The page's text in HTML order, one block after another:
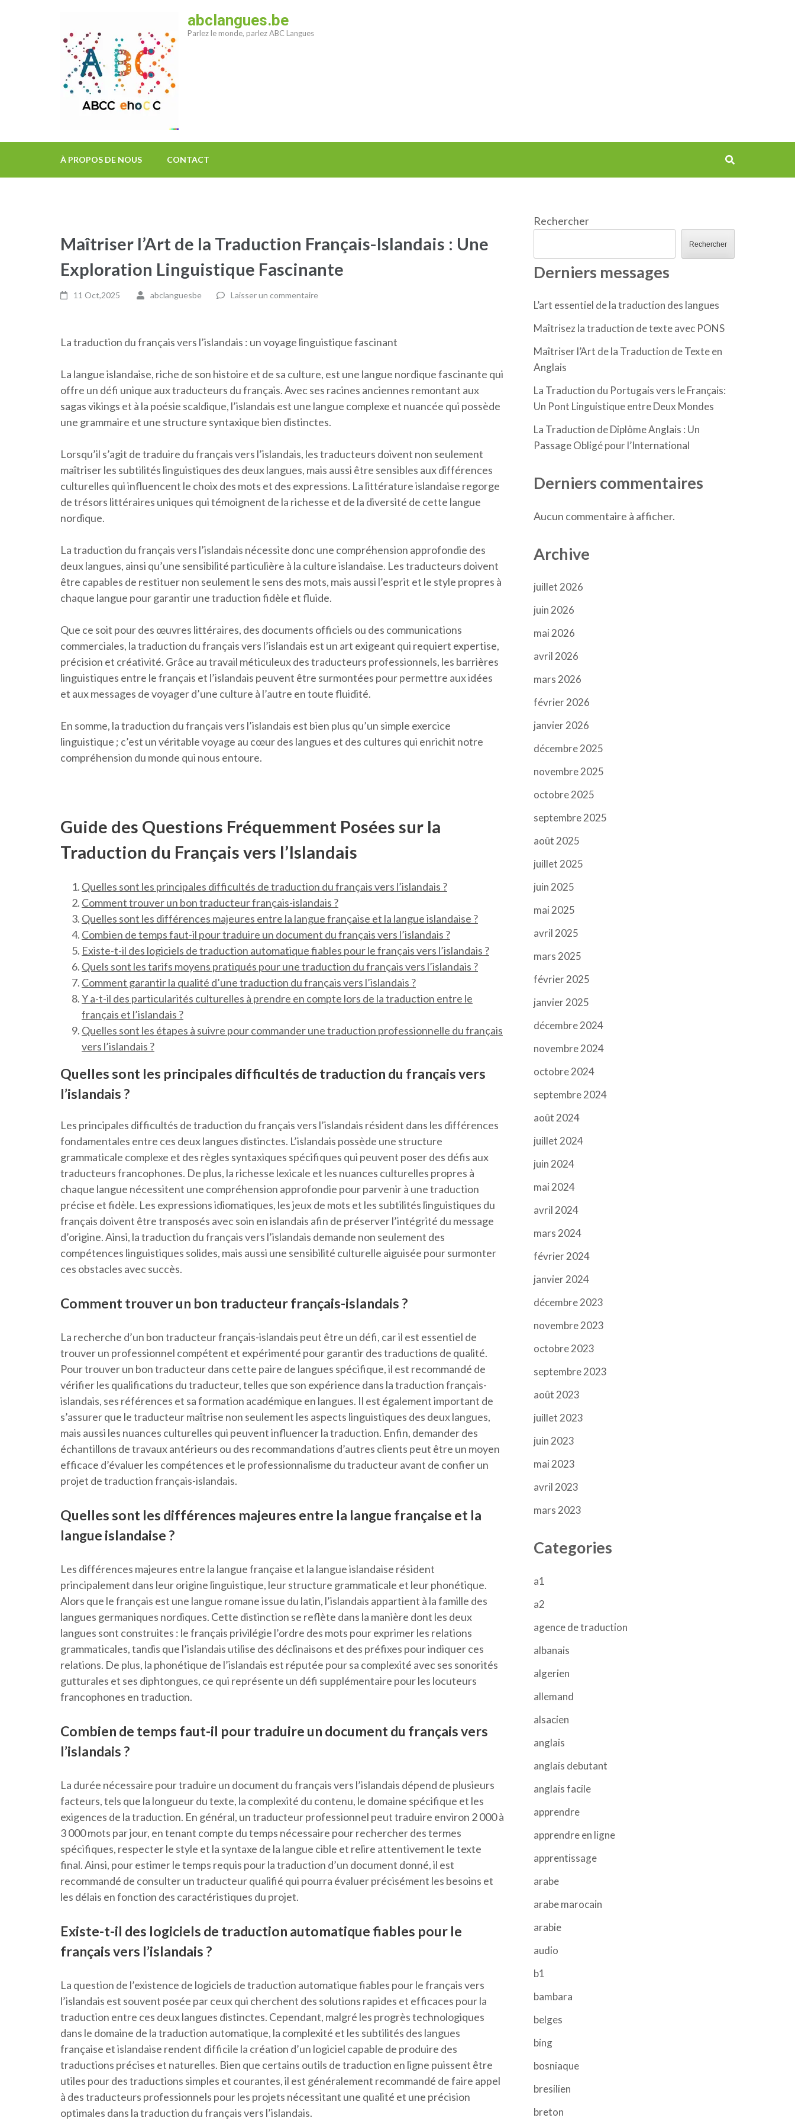
abclangues.be
Parlez le monde, parlez ABC Langues
À PROPOS DE NOUS CONTACT
Maîtriser l’Art de la Traduction Français-Islandais : Une
Exploration Linguistique Fascinante
11 Oct,2025 abclanguesbe Laisser un commentaire
La traduction du français vers l’islandais : un voyage linguistique fascinant
La langue islandaise, riche de son histoire et de sa culture, est une langue nordique fascinante qui
offre un défi unique aux traducteurs du français. Avec ses racines anciennes remontant aux
sagas vikings et à la poésie scaldique, l’islandais est une langue complexe et nuancée qui possède
une grammaire et une structure syntaxique bien distinctes.
Lorsqu’il s’agit de traduire du français vers l’islandais, les traducteurs doivent non seulement
maîtriser les subtilités linguistiques des deux langues, mais aussi être sensibles aux différences
culturelles qui influencent le choix des mots et des expressions. La littérature islandaise regorge
de trésors littéraires uniques qui témoignent de la richesse et de la diversité de cette langue
nordique.
La traduction du français vers l’islandais nécessite donc une compréhension approfondie des
deux langues, ainsi qu’une sensibilité particulière à la culture islandaise. Les traducteurs doivent
être capables de restituer non seulement le sens des mots, mais aussi l’esprit et le style propres à
chaque langue pour garantir une traduction fidèle et fluide.
Que ce soit pour des œuvres littéraires, des documents officiels ou des communications
commerciales, la traduction du français vers l’islandais est un art exigeant qui requiert expertise,
précision et créativité. Grâce au travail méticuleux des traducteurs professionnels, les barrières
linguistiques entre le français et l’islandais peuvent être surmontées pour permettre aux idées
et aux messages de voyager d’une culture à l’autre en toute fluidité.
En somme, la traduction du français vers l’islandais est bien plus qu’un simple exercice
linguistique ; c’est un véritable voyage au cœur des langues et des cultures qui enrichit notre
compréhension du monde qui nous entoure.
Guide des Questions Fréquemment Posées sur la
Traduction du Français vers l’Islandais
Quelles sont les principales difficultés de traduction du français vers l’islandais ?
Comment trouver un bon traducteur français-islandais ?
Quelles sont les différences majeures entre la langue française et la langue islandaise ?
Combien de temps faut-il pour traduire un document du français vers l’islandais ?
Existe-t-il des logiciels de traduction automatique fiables pour le français vers l’islandais ?
Quels sont les tarifs moyens pratiqués pour une traduction du français vers l’islandais ?
Comment garantir la qualité d’une traduction du français vers l’islandais ?
Y a-t-il des particularités culturelles à prendre en compte lors de la traduction entre le
français et l’islandais ?
Quelles sont les étapes à suivre pour commander une traduction professionnelle du français
vers l’islandais ?
Quelles sont les principales difficultés de traduction du français vers
l’islandais ?
Les principales difficultés de traduction du français vers l’islandais résident dans les différences
fondamentales entre ces deux langues distinctes. L’islandais possède une structure
grammaticale complexe et des règles syntaxiques spécifiques qui peuvent poser des défis aux
traducteurs francophones. De plus, la richesse lexicale et les nuances culturelles propres à
chaque langue nécessitent une compréhension approfondie pour parvenir à une traduction
précise et fidèle. Les expressions idiomatiques, les jeux de mots et les subtilités linguistiques du
français doivent être transposés avec soin en islandais afin de préserver l’intégrité du message
d’origine. Ainsi, la traduction du français vers l’islandais demande non seulement des
compétences linguistiques solides, mais aussi une sensibilité culturelle aiguisée pour surmonter
ces obstacles avec succès.
Comment trouver un bon traducteur français-islandais ?
La recherche d’un bon traducteur français-islandais peut être un défi, car il est essentiel de
trouver un professionnel compétent et expérimenté pour garantir des traductions de qualité.
Pour trouver un bon traducteur dans cette paire de langues spécifique, il est recommandé de
vérifier les qualifications du traducteur, telles que son expérience dans la traduction français-
islandais, ses références et sa formation académique en langues. Il est également important de
s’assurer que le traducteur maîtrise non seulement les aspects linguistiques des deux langues,
mais aussi les nuances culturelles qui peuvent influencer la traduction. Enfin, demander des
échantillons de travaux antérieurs ou des recommandations d’autres clients peut être un moyen
efficace d’évaluer les compétences et le professionnalisme du traducteur avant de confier un
projet de traduction français-islandais.
Quelles sont les différences majeures entre la langue française et la
langue islandaise ?
Les différences majeures entre la langue française et la langue islandaise résident
principalement dans leur origine linguistique, leur structure grammaticale et leur phonétique.
Alors que le français est une langue romane issue du latin, l’islandais appartient à la famille des
langues germaniques nordiques. Cette distinction se reflète dans la manière dont les deux
langues sont construites : le français privilégie l’ordre des mots pour exprimer les relations
grammaticales, tandis que l’islandais utilise des déclinaisons et des préfixes pour indiquer ces
relations. De plus, la phonétique de l’islandais est réputée pour sa complexité avec ses sonorités
gutturales et ses diphtongues, ce qui représente un défi supplémentaire pour les locuteurs
francophones en traduction.
Combien de temps faut-il pour traduire un document du français vers
l’islandais ?
La durée nécessaire pour traduire un document du français vers l’islandais dépend de plusieurs
facteurs, tels que la longueur du texte, la complexité du contenu, le domaine spécifique et les
exigences de la traduction. En général, un traducteur professionnel peut traduire environ 2 000 à
3 000 mots par jour, en tenant compte du temps nécessaire pour rechercher des termes
spécifiques, respecter le style et la syntaxe de la langue cible et relire attentivement le texte
final. Ainsi, pour estimer le temps requis pour la traduction d’un document donné, il est
recommandé de consulter un traducteur qualifié qui pourra évaluer précisément les besoins et
les délais en fonction des caractéristiques du projet.
Existe-t-il des logiciels de traduction automatique fiables pour le
français vers l’islandais ?
La question de l’existence de logiciels de traduction automatique fiables pour le français vers
l’islandais est souvent posée par ceux qui cherchent des solutions rapides et efficaces pour la
traduction entre ces deux langues distinctes. Cependant, malgré les progrès technologiques
dans le domaine de la traduction automatique, la complexité et les subtilités des langues
française et islandaise rendent difficile la création d’un logiciel capable de produire des
traductions précises et naturelles. Bien que certains outils de traduction en ligne puissent être
utiles pour des traductions simples et courantes, il est généralement recommandé de faire appel
à des traducteurs professionnels pour les projets nécessitant une qualité et une précision
optimales dans la traduction du français vers l’islandais.
Rechercher
Rechercher
Derniers messages
L’art essentiel de la traduction des langues
Maîtrisez la traduction de texte avec PONS
Maîtriser l’Art de la Traduction de Texte en
Anglais
La Traduction du Portugais vers le Français:
Un Pont Linguistique entre Deux Mondes
La Traduction de Diplôme Anglais : Un
Passage Obligé pour l’International
Derniers commentaires
Aucun commentaire à afficher.
Archive
juillet 2026
juin 2026
mai 2026
avril 2026
mars 2026
février 2026
janvier 2026
décembre 2025
novembre 2025
octobre 2025
septembre 2025
août 2025
juillet 2025
juin 2025
mai 2025
avril 2025
mars 2025
février 2025
janvier 2025
décembre 2024
novembre 2024
octobre 2024
septembre 2024
août 2024
juillet 2024
juin 2024
mai 2024
avril 2024
mars 2024
février 2024
janvier 2024
décembre 2023
novembre 2023
octobre 2023
septembre 2023
août 2023
juillet 2023
juin 2023
mai 2023
avril 2023
mars 2023
Categories
a1
a2
agence de traduction
albanais
algerien
allemand
alsacien
anglais
anglais debutant
anglais facile
apprendre
apprendre en ligne
apprentissage
arabe
arabe marocain
arabie
audio
b1
bambara
belges
bing
bosniaque
bresilien
breton